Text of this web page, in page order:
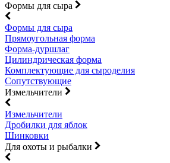
Формы для сыра
Формы для сыра
Прямоугольная форма
Форма-дуршлаг
Цилиндрическая форма
Комплектующие для сыроделия
Сопутствующие
Измельчители
Измельчители
Дробилки для яблок
Шинковки
Для охоты и рыбалки